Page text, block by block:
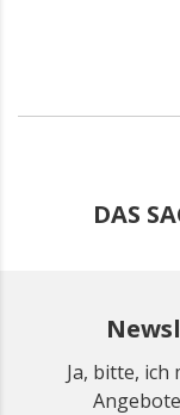
DAS
Ja, bitte,